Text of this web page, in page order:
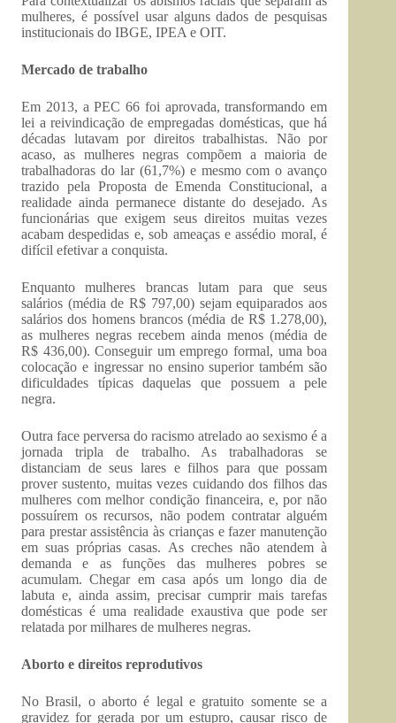
mulheres, é possível usar alguns dados de pesquisas
institucionais do IBGE, IPEA e OIT.
Mercado de trabalho
Em 2013, a PEC 66 foi aprovada, transformando em
lei a reivindicação de empregadas domésticas, que há
décadas lutavam por direitos trabalhistas. Não por
acaso, as mulheres negras compõem a maioria de
trabalhadoras do lar (61,7%) e mesmo com o avanço
trazido pela Proposta de Emenda Constitucional, a
realidade ainda permanece distante do desejado. As
funcionárias que exigem seus direitos muitas vezes
acabam despedidas e, sob ameaças e assédio moral, é
difícil efetivar a conquista.
Enquanto mulheres brancas lutam para que seus
salários (média de R$ 797,00) sejam equiparados aos
salários dos homens brancos (média de R$ 1.278,00),
as mulheres negras recebem ainda menos (média de
R$ 436,00). Conseguir um emprego formal, uma boa
colocação e ingressar no ensino superior também são
dificuldades típicas daquelas que possuem a pele
negra.
Outra face perversa do racismo atrelado ao sexismo é a
jornada tripla de trabalho. As trabalhadoras se
distanciam de seus lares e filhos para que possam
prover sustento, muitas vezes cuidando dos filhos das
mulheres com melhor condição financeira, e, por não
possuírem os recursos, não podem contratar alguém
para prestar assistência às crianças e fazer manutenção
em suas próprias casas. As creches não atendem à
demanda e as funções das mulheres pobres se
acumulam. Chegar em casa após um longo dia de
labuta e, ainda assim, precisar cumprir mais tarefas
domésticas é uma realidade exaustiva que pode ser
relatada por milhares de mulheres negras.
Aborto e direitos reprodutivos
No Brasil, o aborto é legal e gratuito somente se a
gravidez for gerada por um estupro, causar risco de